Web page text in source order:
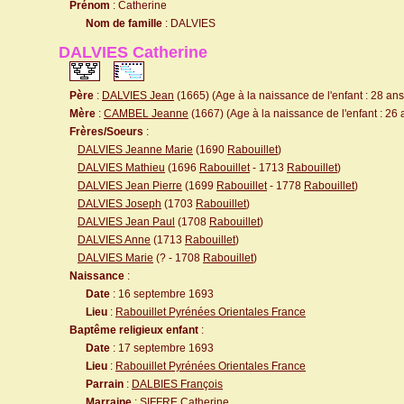
Prénom : Catherine
Nom de famille : DALVIES
DALVIES Catherine
Père : DALVIES Jean (1665) (Age à la naissance de l'enfant : 28
Mère : CAMBEL Jeanne (1667) (Age à la naissance de l'enfant : 26
Frères/Soeurs :
DALVIES Jeanne Marie (1690 Rabouillet)
DALVIES Mathieu (1696 Rabouillet- 1713 Rabouillet)
DALVIES Jean Pierre (1699 Rabouillet- 1778 Rabouillet)
DALVIES Joseph (1703 Rabouillet)
DALVIES Jean Paul (1708 Rabouillet)
DALVIES Anne (1713 Rabouillet)
DALVIES Marie (? - 1708 Rabouillet)
Naissance :
Date : 16 septembre 1693
Lieu : Rabouillet Pyrénées Orientales France
Baptême religieux enfant :
Date : 17 septembre 1693
Lieu : Rabouillet Pyrénées Orientales France
Parrain : DALBIES François